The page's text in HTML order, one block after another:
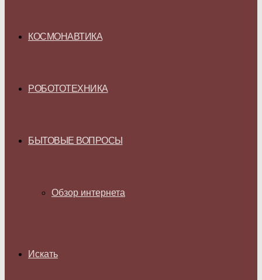
КОСМОНАВТИКА
РОБОТОТЕХНИКА
БЫТОВЫЕ ВОПРОСЫ
Обзор интернета
Искать